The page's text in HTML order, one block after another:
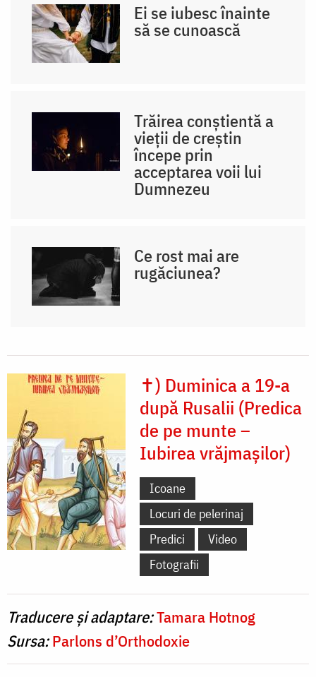
Ei se iubesc înainte
să se cunoască
Trăirea conștientă a
vieții de creștin
începe prin
acceptarea voii lui
Dumnezeu
Ce rost mai are
rugăciunea?
✝) Duminica a 19-a
după Rusalii (Predica
de pe munte –
Iubirea vrăjmașilor)
Icoane
Locuri de pelerinaj
Predici
Video
Fotografii
Traducere și adaptare:Tamara Hotnog
Sursa:Parlons d’Orthodoxie